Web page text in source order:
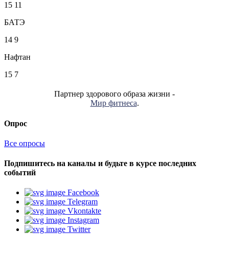
15 11
БАТЭ
14 9
Нафтан
15 7
Партнер здорового образа жизни -
Мир фитнеса.
Опрос
Все опросы
Подпишитесь на каналы и будьте в курсе последних
событий
Facebook
Telegram
Vkontakte
Instagram
Twitter